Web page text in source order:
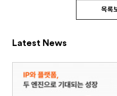
목록
Latest News